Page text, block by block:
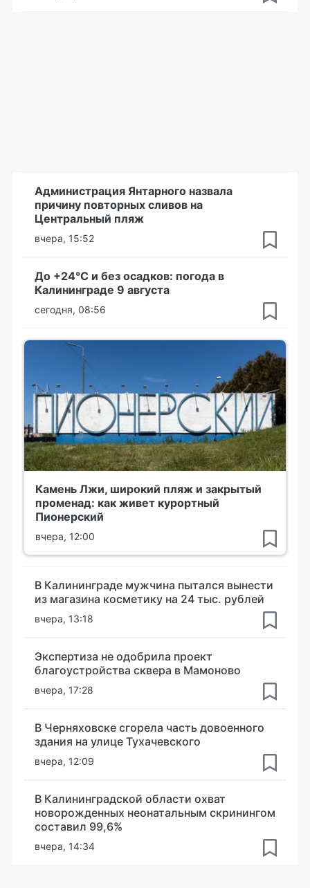
Администрация Янтарного назвала
причину повторных сливов на
Центральный пляж
вчера, 15:52
До +24°С и без осадков: погода в
Калининграде 9 августа
сегодня, 08:56
Камень Лжи, широкий пляж и закрытый
променад: как живет курортный
Пионерский
вчера, 12:00
В Калининграде мужчина пытался вынести
из магазина косметику на 24 тыс. рублей
вчера, 13:18
Экспертиза не одобрила проект
благоустройства сквера в Мамоново
вчера, 17:28
В Черняховске сгорела часть довоенного
здания на улице Тухачевского
вчера, 12:09
В Калининградской области охват
новорожденных неонатальным скринингом
составил 99,6%
вчера, 14:34